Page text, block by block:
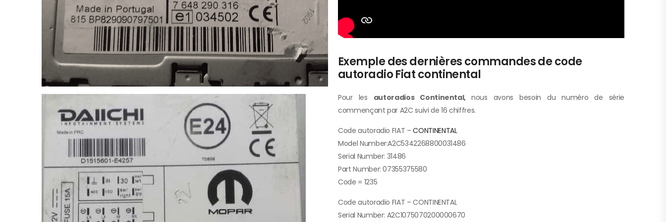
Exemple des dernières commandes de code
autoradio Fiat continental
Pour les autoradios Continental,nous avons besoin du numéro de série
commençant par A2C suivi de 16 chiffres.
Code autoradio FIAT –CONTINENTAL
Model Number:A2C5342268800031486
Serial Number: 31486
Part Number: 07355375580
Code = 1235
Code autoradio FIAT – CONTINENTAL
Serial Number: A2C1075070200000670